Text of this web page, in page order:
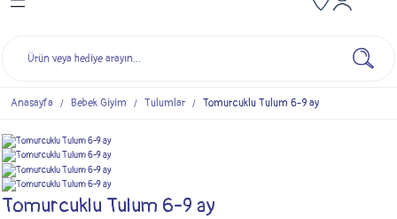
Anasayfa Bebek Giyim Tulumlar Tomurcuklu Tulum 6-9 ay
Tomurcuklu Tulum 6-9 ay